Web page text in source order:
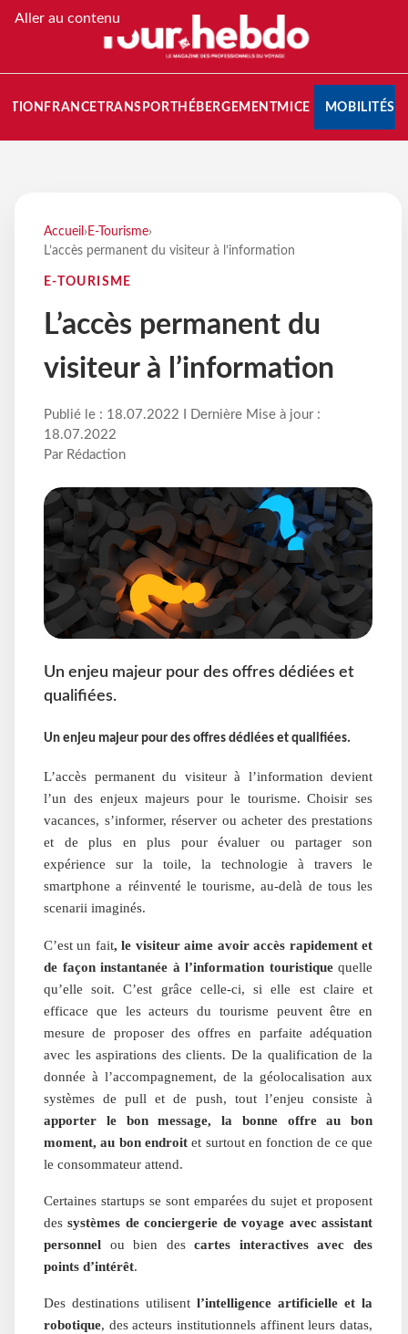
Aller au contenu
FRANCETRANSPORT HÉBERGEMENTMICE MOBILITÉS
Accueil › E-Tourisme›
L’accès permanent du visiteur à l’information
E-TOURISME
L’accès permanent du
visiteur à l’information
Publié le : 18.07.2022 I Dernière Mise à jour :
18.07.2022
Par Rédaction
Un enjeu majeur pour des offres dédiées et
qualifiées.
Un enjeu majeur pour des offres dédiées et qualifiées.
L’accès permanent du visiteur à l’information devient
l’un des enjeux majeurs pour le tourisme. Choisir ses
vacances, s’informer, réserver ou acheter des prestations
et de plus en plus pour évaluer ou partager son
expérience sur la toile, la technologie à travers le
smartphone a réinventé le tourisme, au-delà de tous les
scenarii imaginés.
C’est un fait, le visiteur aime avoir accès rapidement et
de façon instantanée à l’information touristiquequelle
qu’elle soit. C’est grâce celle-ci, si elle est claire et
efficace que les acteurs du tourisme peuvent être en
mesure de proposer des offres en parfaite adéquation
avec les aspirations des clients. De la qualification de la
donnée à l’accompagnement, de la géolocalisation aux
systèmes de pull et de push, tout l’enjeu consiste à
apporter le bon message, la bonne offre au bon
moment, au bon endroitet surtout en fonction de ce que
le consommateur attend.
Certaines startups se sont emparées du sujet et proposent
dessystèmes de conciergerie de voyage avec assistant
personnel ou bien descartes interactives avec des
points d’intérêt.
Des destinations utilisent l’intelligence artificielle et la
robotique, des acteurs institutionnels affinent leurs datas,